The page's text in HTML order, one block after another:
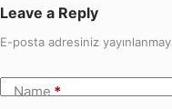
Leave a Reply
E-posta adresiniz
Name*